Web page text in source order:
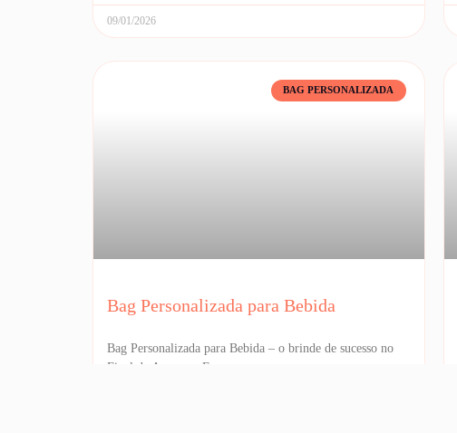
09/01/2026
BAG PERSONALIZADA
Bag Personalizada para Bebida
Bag Personalizada para Bebida – o brinde de sucesso no
Final de Ano para Empresas